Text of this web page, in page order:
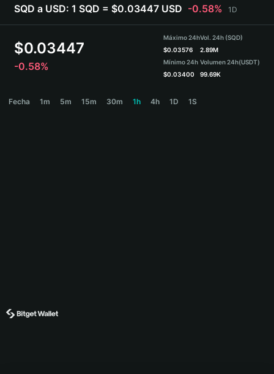
Bahasa Indonesia
ภาษาไทย
Español
Español (Argentina)
SQD a USD: 1 SQD = $0.03447 USD -0.58% 1D
$0.03447
-0.58%
Máximo 24h
$0.03576
Mínimo 24h
$0.03400
Vol. 24h (SQD)
2.89M
Volumen 24h(USDT)
99.69K
Fecha 1m 5m 15m 30m 1h 4h 1D 1S